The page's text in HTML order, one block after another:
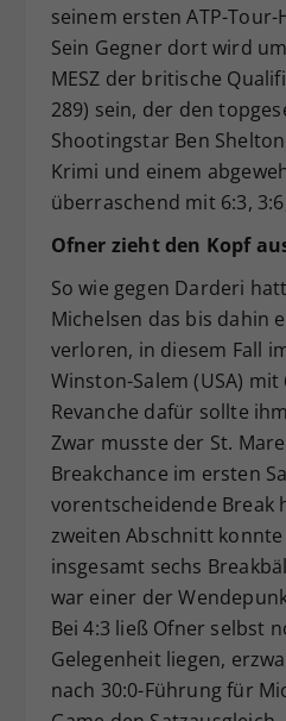
seinem ersten ATP-Tour-
Sein Gegner dort wird
MESZ der britische
289) sein, der den
Shootingstar Ben
Krimi und einem
überraschend mit 6:3,
Ofner zieht den Kopf
So wie gegen Darderi
Michelsen das bis dahin
verloren, in diesem Fall
Winston-Salem (USA) mit
Revanche dafür sollte
Zwar musste der St.
Breakchance im ersten
vorentscheidende Break
zweiten Abschnitt
insgesamt sechs
war einer der
Bei 4:3 ließ Ofner selbst
Gelegenheit liegen,
nach 30:0-Führung für